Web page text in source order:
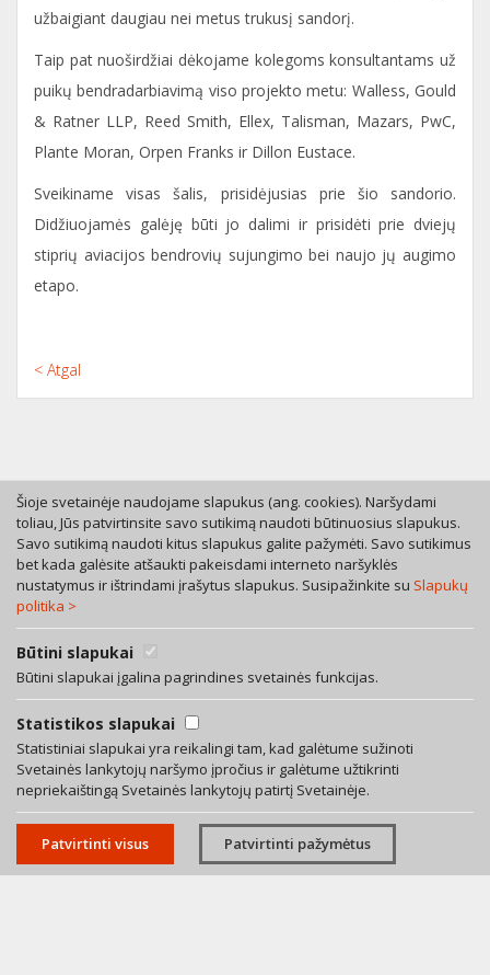
užbaigiant daugiau nei metus trukusį sandorį.
Taip pat nuoširdžiai dėkojame kolegoms konsultantams už
puikų bendradarbiavimą viso projekto metu: Walless, Gould
& Ratner LLP, Reed Smith, Ellex, Talisman, Mazars, PwC,
Plante Moran, Orpen Franks ir Dillon Eustace.
Sveikiname visas šalis, prisidėjusias prie šio sandorio.
Didžiuojamės galėję būti jo dalimi ir prisidėti prie dviejų
stiprių aviacijos bendrovių sujungimo bei naujo jų augimo
etapo.
< Atgal
Tel. +370 46 246630
Mob. +370 616 53055
A. Rotundo g. 5, LT-01400 Vilnius
Bendra teisinių paslaugų sutartis
Privatumo politika
Facebook
LinkedIn
El. paštas:info@averus.lt
© 2026 Visos teisės saugomos. Advokatų profesinė bendrija AVERUS.
Šioje svetainėje naudojame slapukus (ang. cookies). Naršydami
toliau, Jūs patvirtinsite savo sutikimą naudoti būtinuosius slapukus.
Savo sutikimą naudoti kitus slapukus galite pažymėti. Savo sutikimus
bet kada galėsite atšaukti pakeisdami interneto naršyklės
nustatymus ir ištrindami įrašytus slapukus. Susipažinkite su Slapukų
politika >
Būtini slapukai
Būtini slapukai įgalina pagrindines svetainės funkcijas.
Statistikos slapukai
Statistiniai slapukai yra reikalingi tam, kad galėtume sužinoti
Svetainės lankytojų naršymo įpročius ir galėtume užtikrinti
nepriekaištingą Svetainės lankytojų patirtį Svetainėje.
Patvirtinti visus Patvirtinti pažymėtus